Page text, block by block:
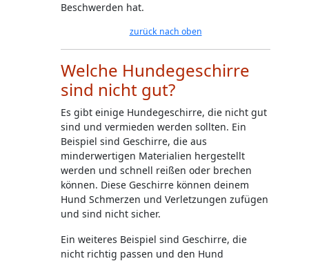
Beschwerden hat.
zurück nach oben
Welche Hundegeschirre
sind nicht gut?
Es gibt einige Hundegeschirre, die nicht gut
sind und vermieden werden sollten. Ein
Beispiel sind Geschirre, die aus
minderwertigen Materialien hergestellt
werden und schnell reißen oder brechen
können. Diese Geschirre können deinem
Hund Schmerzen und Verletzungen zufügen
und sind nicht sicher.
Ein weiteres Beispiel sind Geschirre, die
nicht richtig passen und den Hund